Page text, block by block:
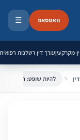
וואטסאפ ☰
מקרקעיןעורך דין רשלנות רפואית